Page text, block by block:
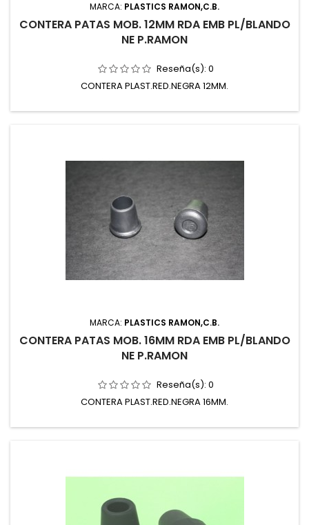
MARCA: PLASTICS RAMON,C.B.
CONTERA PATAS MOB. 12MM RDA EMB PL/BLANDO
NE P.RAMON
Reseña(s): 0
CONTERA PLAST.RED.NEGRA 12MM.
MARCA: PLASTICS RAMON,C.B.
CONTERA PATAS MOB. 16MM RDA EMB PL/BLANDO
NE P.RAMON
Reseña(s): 0
CONTERA PLAST.RED.NEGRA 16MM.